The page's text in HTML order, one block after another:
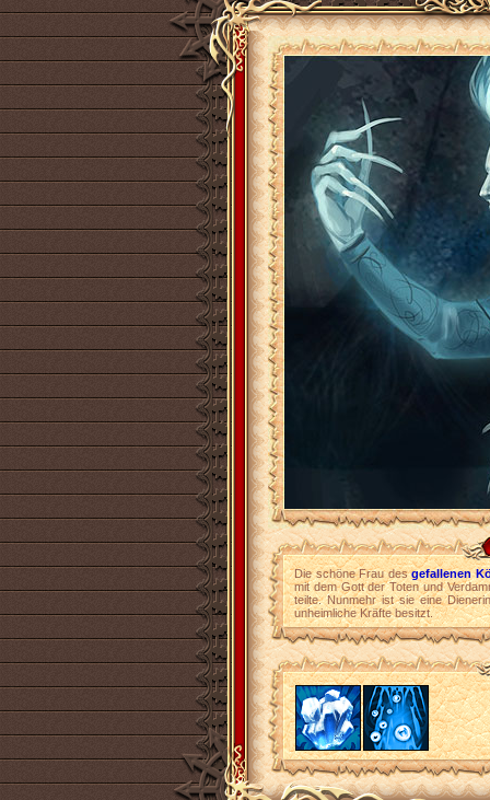
Die schöne Frau desgefallenen
mit dem Gott der Toten und
teilte. Nunmehr ist sie eine
unheimliche Kräfte besitzt.